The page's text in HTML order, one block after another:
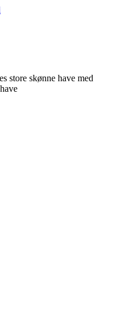
store skønne have med